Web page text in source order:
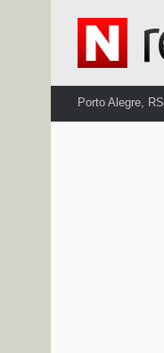
Porto Alegre, RS